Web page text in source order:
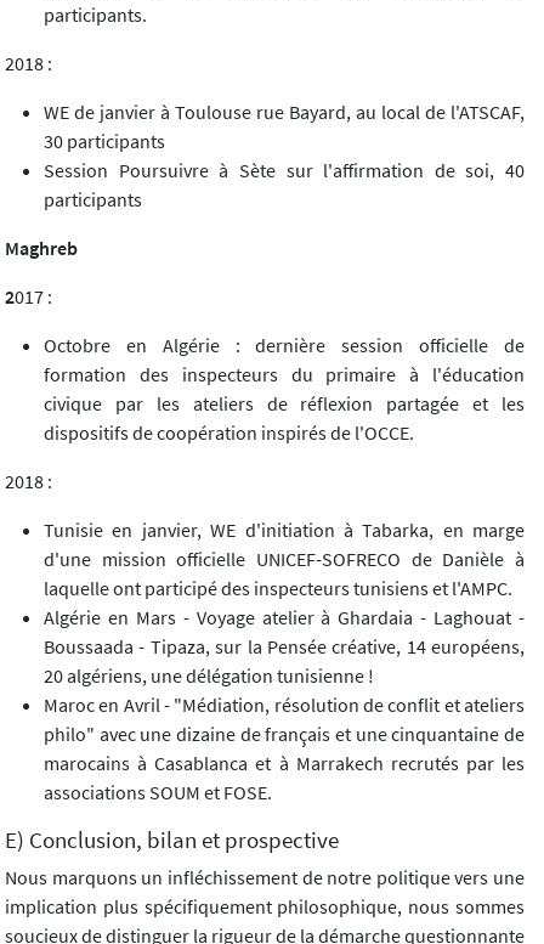
participants.
2018 :
WE de janvier à Toulouse rue Bayard, au local de l'ATSCAF,
30 participants
Session Poursuivre à Sète sur l'affirmation de soi, 40
participants
Maghreb
2017 :
Octobre en Algérie : dernière session officielle de
formation des inspecteurs du primaire à l'éducation
civique par les ateliers de réflexion partagée et les
dispositifs de coopération inspirés de l'OCCE.
2018 :
Tunisie en janvier, WE d'initiation à Tabarka, en marge
d'une mission officielle UNICEF-SOFRECO de Danièle à
laquelle ont participé des inspecteurs tunisiens et l'AMPC.
Algérie en Mars - Voyage atelier à Ghardaia - Laghouat -
Boussaada - Tipaza, sur la Pensée créative, 14 européens,
20 algériens, une délégation tunisienne !
Maroc en Avril - "Médiation, résolution de conflit et ateliers
philo" avec une dizaine de français et une cinquantaine de
marocains à Casablanca et à Marrakech recrutés par les
associations SOUM et FOSE.
E) Conclusion, bilan et prospective
Nous marquons un infléchissement de notre politique vers une
implication plus spécifiquement philosophique, nous sommes
soucieux de distinguer la rigueur de la démarche questionnante